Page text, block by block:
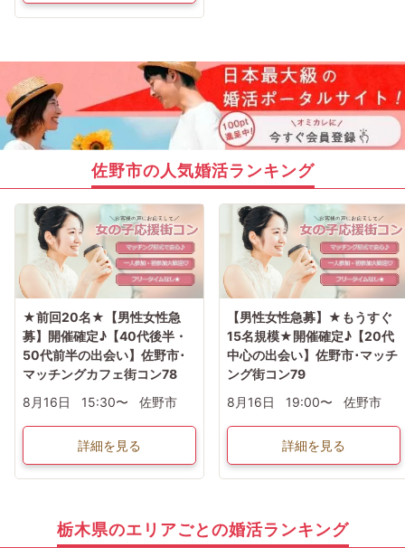
佐野市の人気婚活ランキング
★前回20名★【男性女性急
募】開催確定♪【40代後半・
50代前半の出会い】佐野市･
マッチングカフェ街コン78
8月16日
15:30〜 佐野市
詳細を見る
【男性女性急募】★もうすぐ
15名規模★開催確定♪【20代
中心の出会い】佐野市･マッチ
ング街コン79
8月16日
19:00〜 佐野市
詳細を見る
栃木県のエリアごとの婚活ランキング